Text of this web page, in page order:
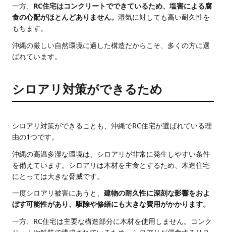
一方、 RC住宅はコンクリートでできているため、塩害による腐
食の心配がほとんどありません。 湿気に対しても高い耐久性を
もちます。
沖縄の厳しい自然環境に適した構造だからこそ、多くの方に選
ばれています。
シロアリ対策ができるため
シロアリ対策ができることも、沖縄でRC住宅が選ばれている理
由の1つです。
沖縄の高温多湿な環境は、シロアリが非常に発生しやすい条件
を備えています。シロアリは木材を主食とするため、木造住宅
にとっては大きな脅威です。
一度シロアリ被害にあうと、 建物の耐久性に深刻な影響をおよ
ぼす可能性があり、駆除や修繕にも大きな費用がかかります。
一方、RC住宅は主要な構造部分に木材を使用しません。コンク